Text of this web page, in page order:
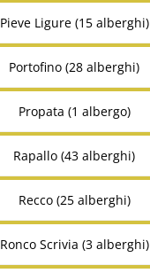
Pieve Ligure (15 alberghi)
Portofino (28 alberghi)
Propata (1 albergo)
Rapallo (43 alberghi)
Recco (25 alberghi)
Ronco Scrivia (3 alberghi)